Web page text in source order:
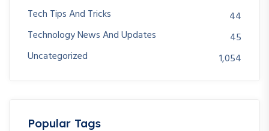
Tech Tips And Tricks
44
Technology News And Updates
45
Uncategorized
1,054
Popular Tags